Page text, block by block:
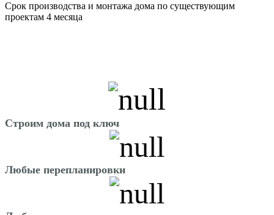
Срок производства и монтажа дома по существующим
проектам 4 месяца
Строим дома под ключ
Любые перепланировки